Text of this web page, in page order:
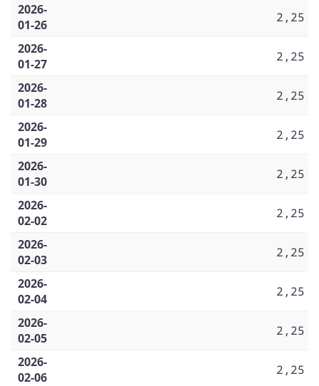
2026-
01-26
2,25
2026-
01-27
2,25
2026-
01-28
2,25
2026-
01-29
2,25
2026-
01-30
2,25
2026-
02-02
2,25
2026-
02-03
2,25
2026-
02-04
2,25
2026-
02-05
2,25
2026-
02-06
2,25